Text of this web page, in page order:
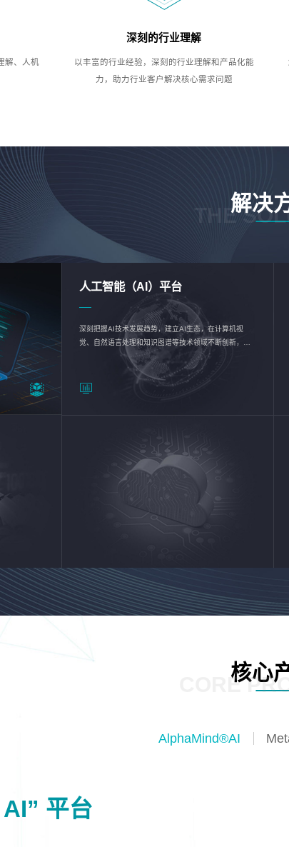
解、人机
深刻的行业理解
以丰富的行业经验，深刻的行业理解和产品化能
力，助力行业客户解决核心需求问题
解决
THE
人工智能（AI）平台
深刻把握AI技术发展趋势，建立AI生态，在计算机视
觉、自然语言处理和知识图谱等技术领域不断创新，持
续优化企业数智化转型加速器—AlphaMind®AI能力开放
核心
CORE
AlphaMind®AI
平台